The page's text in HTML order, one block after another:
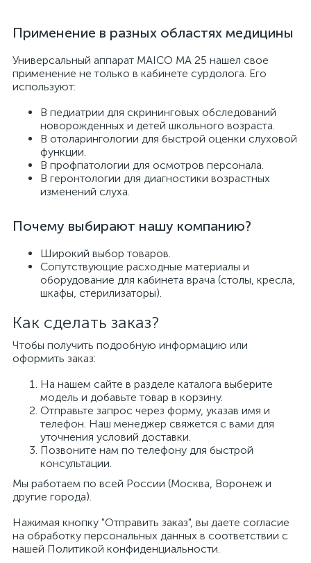
Применение в разных областях медицины
Универсальный аппарат MAICO MA 25 нашел свое
применение не только в кабинете сурдолога. Его
используют:
В педиатрии для скрининговых обследований
новорожденных и детей школьного возраста.
В отоларингологии для быстрой оценки слуховой
функции.
В профпатологии для осмотров персонала.
В геронтологии для диагностики возрастных
изменений слуха.
Почему выбирают нашу компанию?
Широкий выбор товаров.
Сопутствующие расходные материалы и
оборудование для кабинета врача (столы, кресла,
шкафы, стерилизаторы).
Как сделать заказ?
Чтобы получить подробную информацию или
оформить заказ:
На нашем сайте в разделе каталога выберите
модель и добавьте товар в корзину.
Отправьте запрос через форму, указав имя и
телефон. Наш менеджер свяжется с вами для
уточнения условий доставки.
Позвоните нам по телефону для быстрой
консультации.
Мы работаем по всей России (Москва, Воронеж и
другие города).
Нажимая кнопку "Отправить заказ", вы даете согласие
на обработку персональных данных в соответствии с
нашей Политикой конфиденциальности.